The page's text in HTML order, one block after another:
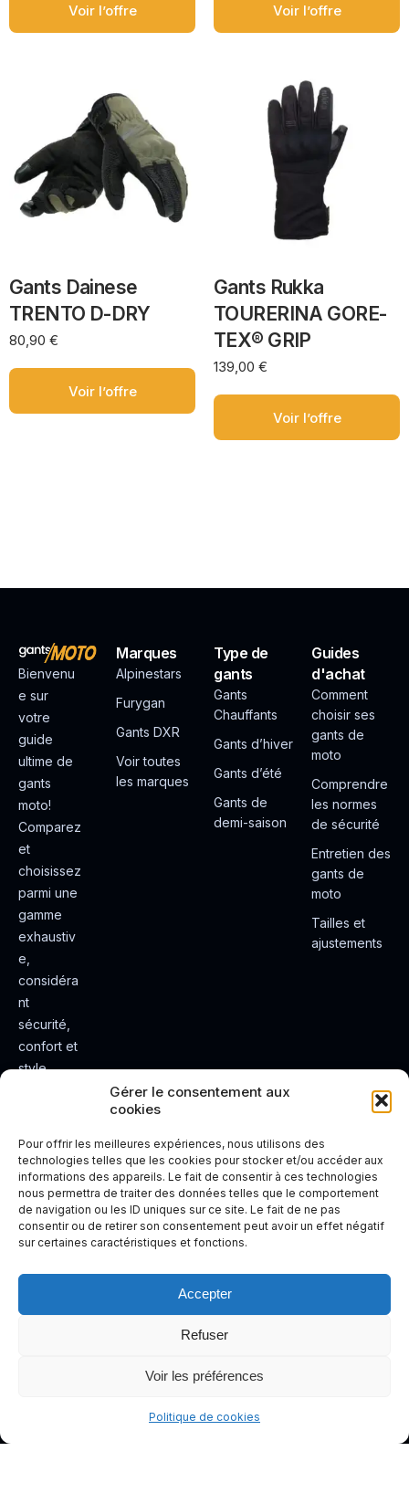
Gérer le consentement aux
cookies
Pour offrir les meilleures expériences, nous utilisons des
technologies telles que les cookies pour stocker et/ou accéder aux
informations des appareils. Le fait de consentir à ces technologies
nous permettra de traiter des données telles que le comportement
de navigation ou les ID uniques sur ce site. Le fait de ne pas
consentir ou de retirer son consentement peut avoir un effet négatif
sur certaines caractéristiques et fonctions.
Accepter
Refuser
Voir les préférences
Politique de cookies
Voir l’offre Voir l’offre
Gants Dainese
TRENTO D-DRY
80,90 €
Voir l’offre
Gants Rukka
TOURERINA GORE-
TEX® GRIP
139,00 €
Voir l’offre
Bienvenu
e sur
votre
guide
ultime de
gants
moto!
Comparez
et
choisissez
parmi une
gamme
exhaustiv
e,
considéra
nt
sécurité,
confort et
style.
e de
conduite
plus sûre
et plus
agréable.
Marques
Alpinestars
Furygan
Gants DXR
Voir toutes
les marques
Type de
gants
Gants
Chauffants
Gants d’hiver
Gants d’été
Gants de
demi-saison
Guides
d'achat
Comment
choisir ses
gants de
moto
Comprendre
les normes
de sécurité
Entretien des
gants de
moto
Tailles et
ajustements